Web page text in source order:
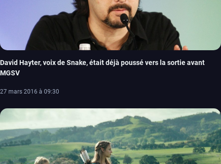
David Hayter, voix de Snake, était déjà poussé vers la sortie avant
MGSV
27 mars 2016 à 09:30